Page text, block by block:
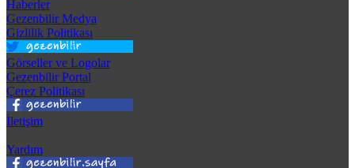
Haberler
Gezenbilir Medya
Gizlilik Politikası
Görseller ve Logolar
Gezenbilir Portal
Çerez Politikası
İletişim
Yardım